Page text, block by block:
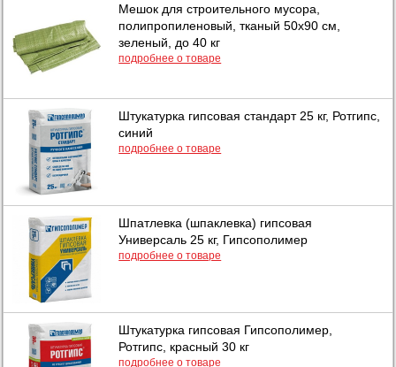
Мешок для строительного мусора,
полипропиленовый, тканый 50х90 см,
зеленый, до 40 кг
подробнее о товаре
Штукатурка гипсовая стандарт 25 кг, Ротгипс,
синий
подробнее о товаре
Шпатлевка (шпаклевка) гипсовая
Универсаль 25 кг, Гипсополимер
подробнее о товаре
Штукатурка гипсовая Гипсополимер,
Ротгипс, красный 30 кг
подробнее о товаре